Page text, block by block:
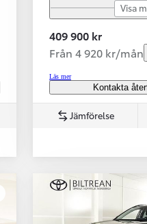
Visa
409 900 kr
Från 4 920 kr/mån
Läs mer
Kontakta
Jämförelse